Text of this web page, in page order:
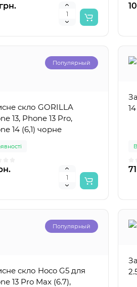
Популярный
скло GORILLA
13, Phone 13 Pro,
14 (6,1) чорне
Популярный
скло Hoco G5 для
13 Pro Max (6.7),